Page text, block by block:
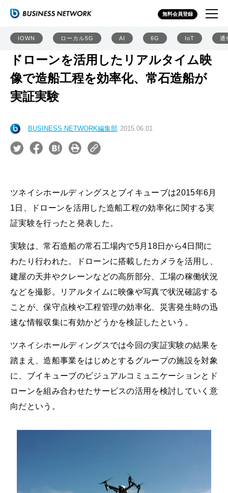
無料会員登録
IOWN ローカル5G AI 6G IoT 通
ドローンを活用したリアルタイム映
像で造船工程を効率化、常石造船が
実証実験
BUSINESS NETWORK編集部 2015.06.01
ツネイシホールディングスとブイキューブは2015年6月
1日、ドローンを活用した造船工程の効率化に関する実
証実験を行ったと発表した。
実験は、常石造船の常石工場内で5月18日から4日間に
わたり行われた。ドローンに搭載したカメラを活用し、
建屋の天井やクレーンなどの高所部分、工場の稼働状況
などを撮影。リアルタイムに映像や写真で状況確認する
ことが、保守点検や工程管理の効率化、災害発生時の迅
速な情報収集に有効かどうかを検証したという。
ツネイシホールディングスでは今回の実証実験の結果を
踏まえ、造船事業をはじめとするグループの施設を対象
に、ブイキューブのビジュアルコミュニケーションとド
ローンを組み合わせたサービスの活用を検討していく意
向だという。